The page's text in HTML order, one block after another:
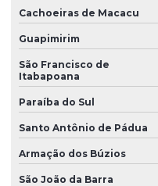
Perfil de borracha
Perfil de borracha em curitiba
Perfil de borracha epdm
Perfil de silicone para
Perfis de silicone
Cachoeiras de Macacu
Guapimirim
São Francisco de
Itabapoana
Paraíba do Sul
Santo Antônio de Pádua
Armação dos Búzios
São João da Barra